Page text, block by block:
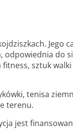
Jego
do
sztuk
tenisa
terenu.
jest